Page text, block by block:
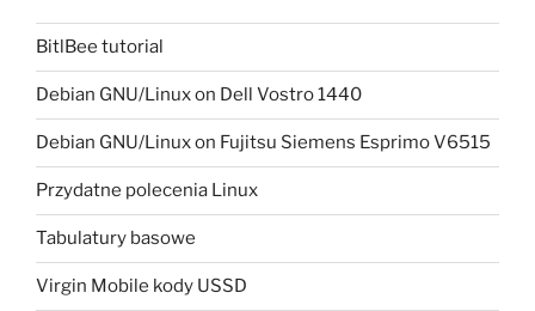
BitlBee tutorial
Debian GNU/Linux on Dell Vostro 1440
Debian GNU/Linux on Fujitsu Siemens Esprimo V6515
Przydatne polecenia Linux
Tabulatury basowe
Virgin Mobile kody USSD